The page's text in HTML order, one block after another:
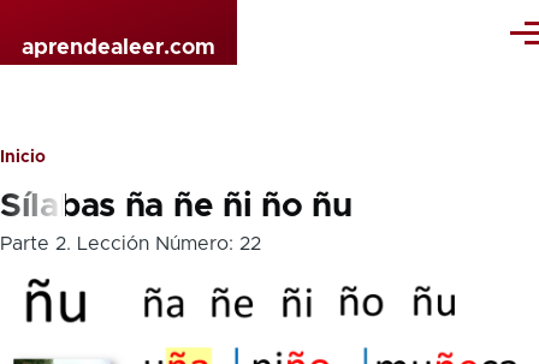
aprendealeer.com
Sobrescribir
enlaces
de
ayuda
Inicio
Sílabas ña ñe ñi ño ñu
Parte 2. Lección Número: 22